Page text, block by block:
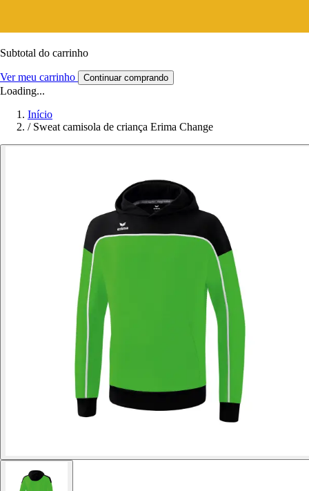
Subtotal do carrinho
Ver meu carrinho Continuar comprando
Loading...
Início
/ Sweat camisola de criança Erima Change